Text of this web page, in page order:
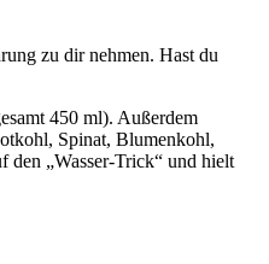
zu dir nehmen. Hast du
450 ml). Außerdem
Spinat, Blumenkohl,
„Wasser-Trick“ und hielt